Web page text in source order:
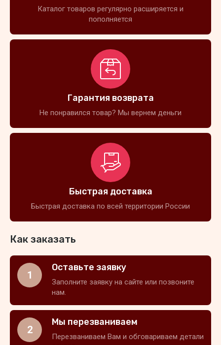
Каталог товаров регулярно расширяется и
пополняется
Гарантия возврата
Не понравился товар? Мы вернем деньги
Быстрая доставка
Быстрая доставка по всей территории России
Как заказать
1
Оставьте заявку
Заполните заявку на сайте или позвоните
нам.
2
Мы перезваниваем
Перезваниваем Вам и обговариваем детали